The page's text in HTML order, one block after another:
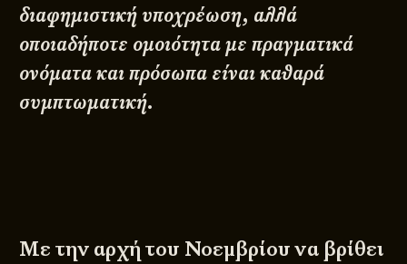
διαφημιστική υποχρέωση, αλλά
οποιαδήποτε ομοιότητα με πραγματικά
ονόματα και πρόσωπα είναι καθαρά
συμπτωματική.
Με την αρχή του Νοεμβρίου να βρίθει